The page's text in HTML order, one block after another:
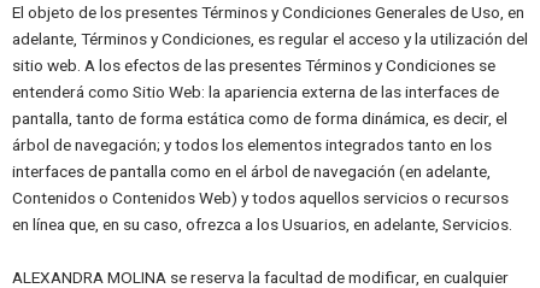
El objeto de los presentes Términos y Condiciones Generales de Uso, en
adelante, Términos y Condiciones, es regular el acceso y la utilización del
sitio web. A los efectos de las presentes Términos y Condiciones se
entenderá como Sitio Web: la apariencia externa de las interfaces de
pantalla, tanto de forma estática como de forma dinámica, es decir, el
árbol de navegación; y todos los elementos integrados tanto en los
interfaces de pantalla como en el árbol de navegación (en adelante,
Contenidos o Contenidos Web) y todos aquellos servicios o recursos
en línea que, en su caso, ofrezca a los Usuarios, en adelante, Servicios.
ALEXANDRA MOLINA se reserva la facultad de modificar, en cualquier